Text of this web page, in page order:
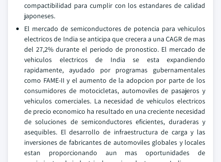
compactibilidad para cumplir con los estandares de calidad
japoneses.
El mercado de semiconductores de potencia para vehiculos
electricos de India se anticipa que crecera a una CAGR de mas
del 27,2% durante el periodo de pronostico. El mercado de
vehiculos electricos de India se esta expandiendo
rapidamente, ayudado por programas gubernamentales
como FAME-II y el aumento de la adopcion por parte de los
consumidores de motocicletas, automoviles de pasajeros y
vehiculos comerciales. La necesidad de vehiculos electricos
de precio economico ha resultado en una creciente necesidad
de soluciones de semiconductores eficientes, duraderas y
asequibles. El desarrollo de infraestructura de carga y las
inversiones de fabricantes de automoviles globales y locales
estan proporcionando aun mas oportunidades de